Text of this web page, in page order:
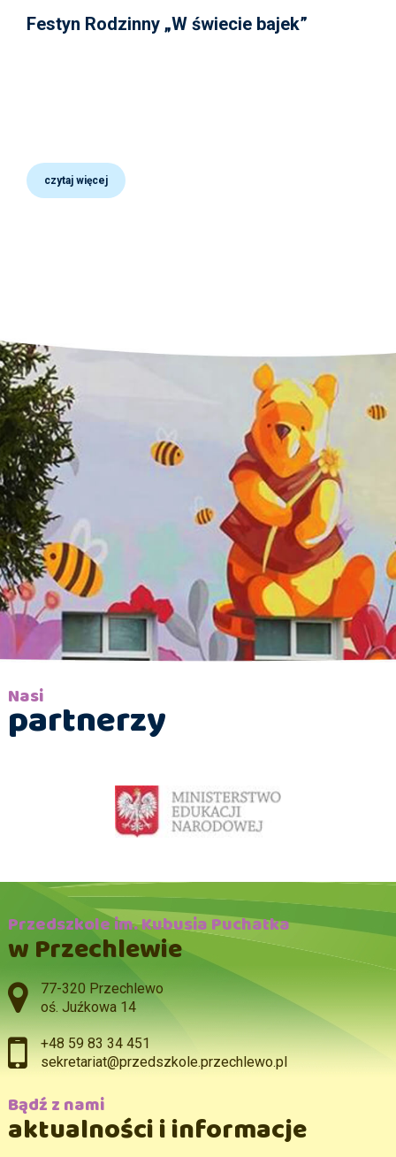
Festyn Rodzinny „W świecie bajek”
czytaj więcej
Nasi
partnerzy
Przedszkole im. Kubusia Puchatka
w Przechlewie
Adres pocztowy:
77-320 Przechlewo
oś. Juźkowa 14
+48 59 83 34 451
sekretariat@przedszkole.przechlewo.pl
Bądź z nami
aktualności i informacje